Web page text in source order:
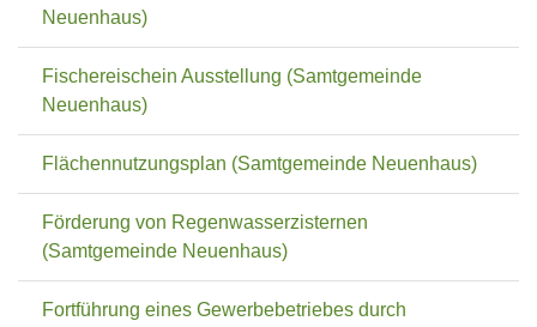
Neuenhaus)
Fischereischein Ausstellung (Samtgemeinde
Neuenhaus)
Flächennutzungsplan (Samtgemeinde Neuenhaus)
Förderung von Regenwasserzisternen
(Samtgemeinde Neuenhaus)
Fortführung eines Gewerbebetriebes durch